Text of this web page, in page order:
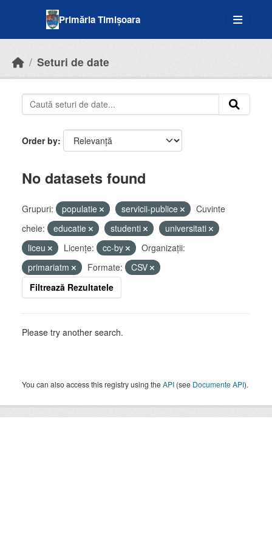
Primăria Timișoara
Seturi de date
Order by
No datasets found
Grupuri: populatie servicii-publice
Cuvinte
cheie:
educatie studenti
universitati
liceu
Licenţe: cc-by
Organizații:
primariatm
Formate:
CSV
Filtrează Rezultatele
Please try another search.
You can also access this registry using theAPI (see Documente API).